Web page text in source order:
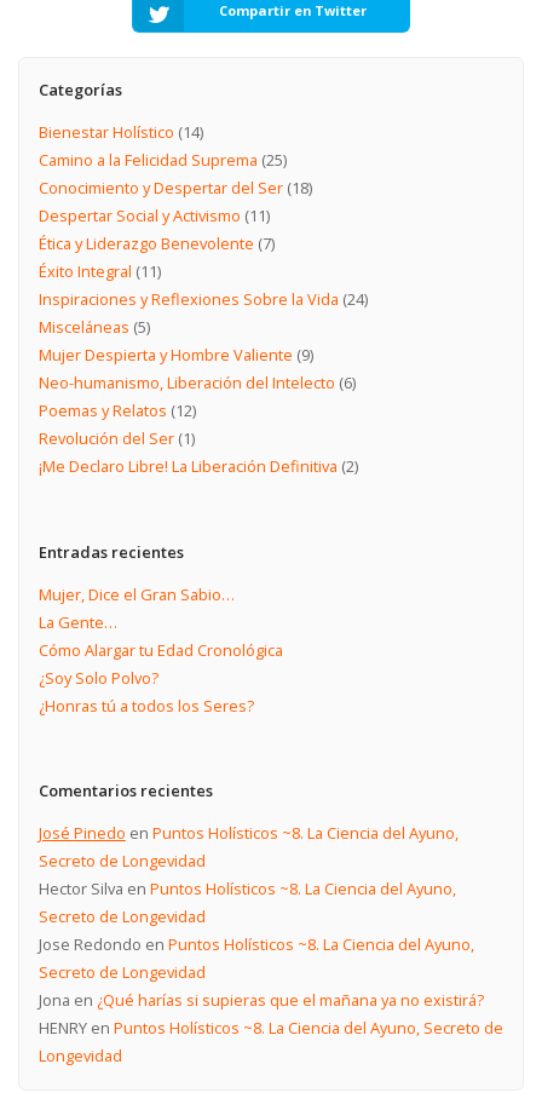
Compartir en Twitter
Categorías
Bienestar Holístico (14)
Camino a la Felicidad Suprema (25)
Conocimiento y Despertar del Ser(18)
Despertar Social y Activismo (11)
Ética y Liderazgo Benevolente (7)
Éxito Integral (11)
Inspiraciones y Reflexiones Sobre la Vida (24)
Misceláneas (5)
Mujer Despierta y Hombre Valiente (9)
Neo-humanismo, Liberación del Intelecto (6)
Poemas y Relatos (12)
Revolución del Ser(1)
¡Me Declaro Libre! La Liberación Definitiva (2)
Entradas recientes
Mujer, Dice el Gran Sabio…
La Gente…
Cómo Alargar tu Edad Cronológica
¿Soy Solo Polvo?
¿Honras tú a todos los Seres?
Comentarios recientes
José Pinedo en Puntos Holísticos ~8. La Ciencia del Ayuno,
Secreto de Longevidad
Hector Silva en Puntos Holísticos ~8. La Ciencia del Ayuno,
Secreto de Longevidad
Jose Redondo en Puntos Holísticos ~8. La Ciencia del Ayuno,
Secreto de Longevidad
Jona en ¿Qué harías si supieras que el mañana ya no existirá?
HENRYen Puntos Holísticos ~8. La Ciencia del Ayuno, Secreto de
Longevidad